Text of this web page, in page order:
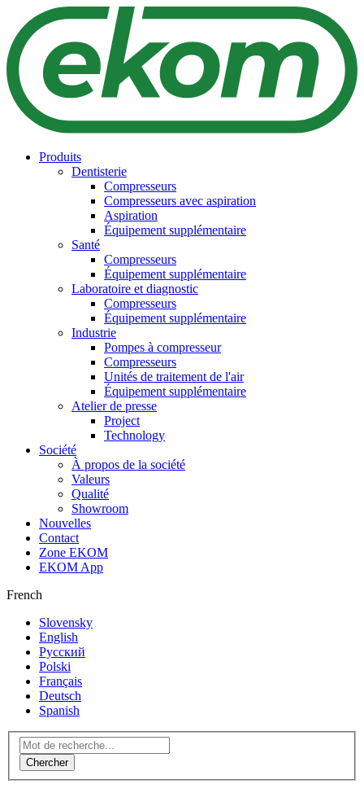
Produits
Dentisterie
Compresseurs
Compresseurs avec aspiration
Aspiration
Équipement supplémentaire
Santé
Compresseurs
Équipement supplémentaire
Laboratoire et diagnostic
Compresseurs
Équipement supplémentaire
Industrie
Pompes à compresseur
Compresseurs
Unités de traitement de l'air
Équipement supplémentaire
Atelier de presse
Project
Technology
Société
À propos de la société
Valeurs
Qualité
Showroom
Nouvelles
Contact
Zone EKOM
EKOM App
French
Slovensky
English
Русский
Polski
Français
Deutsch
Spanish